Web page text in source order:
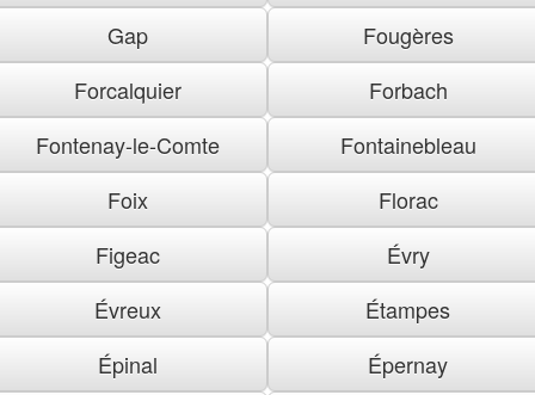
Gap
Fougères
Forcalquier
Forbach
Fontenay-le-Comte
Fontainebleau
Foix
Florac
Figeac
Évry
Évreux
Étampes
Épinal
Épernay